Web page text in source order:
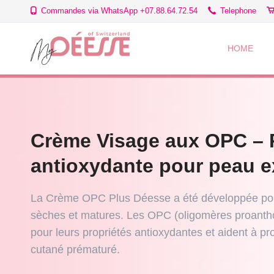
Commandes via WhatsApp +07.88.64.72.54 Telephone
HOME
SPÉCIAL BEAUTÉ
QU'EST-CE QUE LA
LIGNE HIS 6 HERS LIGNE ABRICOT
LIGNE MY SECRET LIGNE APPLE STEM
SOINS DU VISAGE SOINS SPÉCIFIQUES
PRIMER FOND DE TEINT
CRAYON À LÈVRES
VERNIS OU SOIN DES
ONGLES
ACCESSOIRES
Crème Visage aux OPC –
antioxydante pour peau
La Crème OPC Plus Déesse a été développée
sèches et matures. Les OPC (oligomères
pour leurs propriétés antioxydantes et aident à
cutané prématuré.